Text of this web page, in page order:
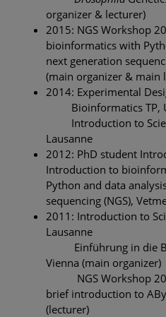
organizer & lecturer)
2015: NGS Workshop
bioinformatics with
next generation
(main organizer & main
2014: Experimental
Bioinformatics TP,
Introduction to
Lausanne
2012: PhD student
Introduction to
Python and data
sequencing (NGS),
2011: Introduction to
Lausanne
Einführung in die
Vienna (main organizer)
NGS Workshop
brief introduction to
(lecturer)